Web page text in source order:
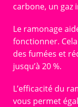
carbone, un gaz
Le ramonage
fonctionner.
des fumées et
jusqu’à 20 %.
L’efficacité du
vous permet